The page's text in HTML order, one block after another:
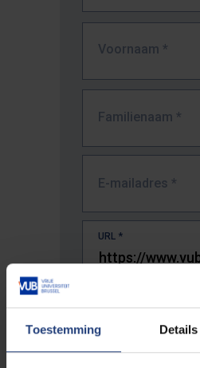
Toestemming Details
Voornaam *
Familienaam *
E-mailadres *
URL *
De volledige URL van de